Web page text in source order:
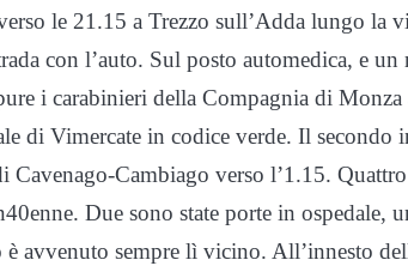
le 21.15 a Trezzo sull’Adda lungo la
con l’auto. Sul posto automedica, e un
i carabinieri della Compagnia di
di Vimercate in codice verde. Il secondo
Cavenago-Cambiago verso l’1.15.
Due sono state porte in ospedale,
è avvenuto sempre lì vicino. All’innesto